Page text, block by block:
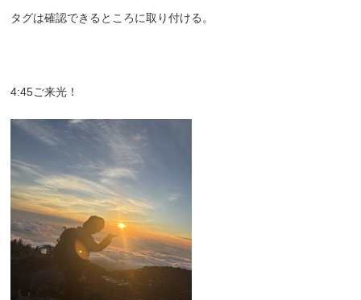
タグは確認できるところに取り付ける。
4:45ご来光！